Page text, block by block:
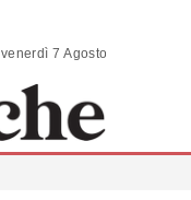
ANALISI | COMMENTI | SCENARI - venerdì 7 Agosto 2026